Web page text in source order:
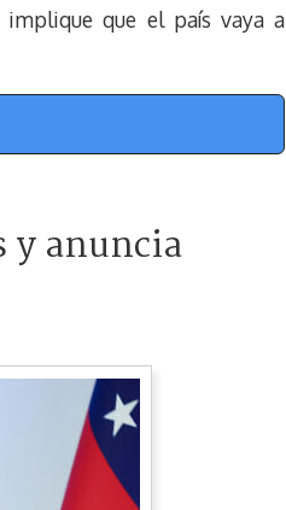
que el país vaya a
y anuncia